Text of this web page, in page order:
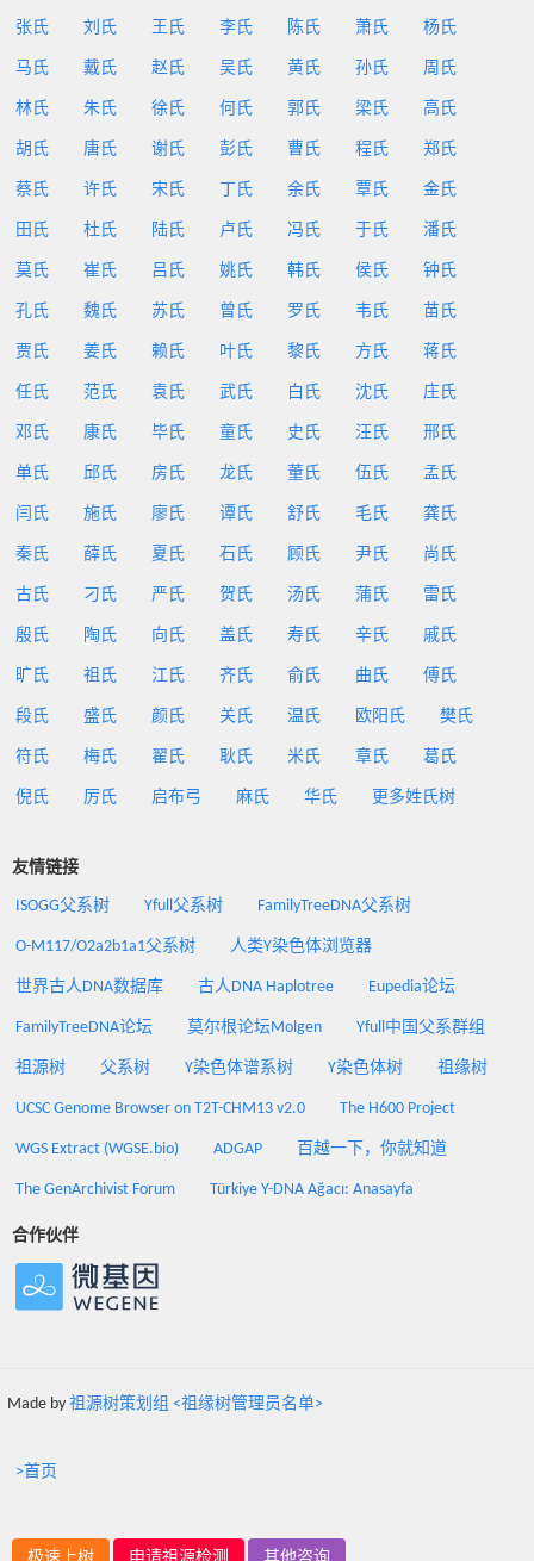
张氏 刘氏 王氏 李氏 陈氏 萧氏 杨氏
马氏 戴氏 赵氏 吴氏 黄氏 孙氏 周氏
林氏 朱氏 徐氏 何氏 郭氏 梁氏 高氏
胡氏 唐氏 谢氏 彭氏 曹氏 程氏 郑氏
蔡氏 许氏 宋氏 丁氏 余氏 覃氏 金氏
田氏 杜氏 陆氏 卢氏 冯氏 于氏 潘氏
莫氏 崔氏 吕氏 姚氏 韩氏 侯氏 钟氏
孔氏 魏氏 苏氏 曾氏 罗氏 韦氏 苗氏
贾氏 姜氏 赖氏 叶氏 黎氏 方氏 蒋氏
任氏 范氏 袁氏 武氏 白氏 沈氏 庄氏
邓氏 康氏 毕氏 童氏 史氏 汪氏 邢氏
单氏 邱氏 房氏 龙氏 董氏 伍氏 孟氏
闫氏 施氏 廖氏 谭氏 舒氏 毛氏 龚氏
秦氏 薛氏 夏氏 石氏 顾氏 尹氏 尚氏
古氏 刁氏 严氏 贺氏 汤氏 蒲氏 雷氏
殷氏 陶氏 向氏 盖氏 寿氏 辛氏 戚氏
旷氏 祖氏 江氏 齐氏 俞氏 曲氏 傅氏
段氏 盛氏 颜氏 关氏 温氏 欧阳氏 樊氏
符氏 梅氏 翟氏 耿氏 米氏 章氏 葛氏
倪氏 厉氏 启布弓 麻氏 华氏 更多姓氏树
友情链接
ISOGG父系树 Yfull父系树 FamilyTreeDNA父系树
O-M117/O2a2b1a1父系树 人类Y染色体浏览器
世界古人DNA数据库 古人DNA Haplotree Eupedia论坛
FamilyTreeDNA论坛 莫尔根论坛Molgen Yfull中国父系群组
祖源树 父系树 Y染色体谱系树 Y染色体树 祖缘树
UCSC Genome Browser on T2T-CHM13 v2.0 The H600 Project
WGS Extract (WGSE.bio) ADGAP 百越一下，你就知道
The GenArchivist Forum Türkiye Y-DNA Ağacı: Anasayfa
合作伙伴
Made by 祖源树策划组 <祖缘树管理员名单>
>首页